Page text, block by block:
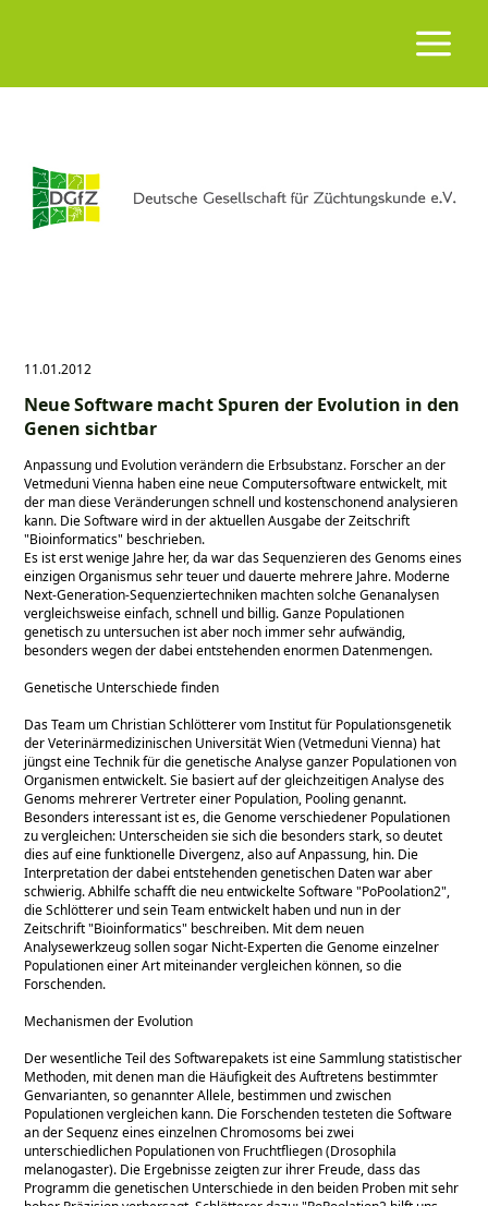
11.01.2012
Neue Software macht Spuren der Evolution in den
Genen sichtbar
Anpassung und Evolution verändern die Erbsubstanz. Forscher an der
Vetmeduni Vienna haben eine neue Computersoftware entwickelt, mit
der man diese Veränderungen schnell und kostenschonend analysieren
kann. Die Software wird in der aktuellen Ausgabe der Zeitschrift
Bioinformatics beschrieben.
Es ist erst wenige Jahre her, da war das Sequenzieren des Genoms eines
einzigen Organismus sehr teuer und dauerte mehrere Jahre. Moderne
Next-Generation-Sequenziertechniken machten solche Genanalysen
vergleichsweise einfach, schnell und billig. Ganze Populationen
genetisch zu untersuchen ist aber noch immer sehr aufwändig,
besonders wegen der dabei entstehenden enormen Datenmengen.
Genetische Unterschiede finden
Das Team um Christian Schlötterer vom Institut für Populationsgenetik
der Veterinärmedizinischen Universität Wien (Vetmeduni Vienna) hat
jüngst eine Technik für die genetische Analyse ganzer Populationen von
Organismen entwickelt. Sie basiert auf der gleichzeitigen Analyse des
Genoms mehrerer Vertreter einer Population, Pooling genannt.
Besonders interessant ist es, die Genome verschiedener Populationen
zu vergleichen: Unterscheiden sie sich die besonders stark, so deutet
dies auf eine funktionelle Divergenz, also auf Anpassung, hin. Die
Interpretation der dabei entstehenden genetischen Daten war aber
schwierig. Abhilfe schafft die neu entwickelte Software PoPoolation2 ,
die Schlötterer und sein Team entwickelt haben und nun in der
Zeitschrift Bioinformatics beschreiben. Mit dem neuen
Analysewerkzeug sollen sogar Nicht-Experten die Genome einzelner
Populationen einer Art miteinander vergleichen können, so die
Forschenden.
Mechanismen der Evolution
Der wesentliche Teil des Softwarepakets ist eine Sammlung statistischer
Methoden, mit denen man die Häufigkeit des Auftretens bestimmter
Genvarianten, so genannter Allele, bestimmen und zwischen
Populationen vergleichen kann. Die Forschenden testeten die Software
an der Sequenz eines einzelnen Chromosoms bei zwei
unterschiedlichen Populationen von Fruchtfliegen (Drosophila
melanogaster). Die Ergebnisse zeigten zur ihrer Freude, dass das
Programm die genetischen Unterschiede in den beiden Proben mit sehr